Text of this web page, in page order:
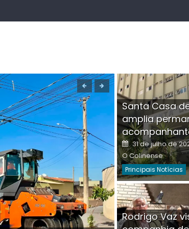
Boutique
invadida
Santa Casa
amplia
Posted
on
31 de julho de
O Colinense
Principais Notícias
Rodrigo Vaz